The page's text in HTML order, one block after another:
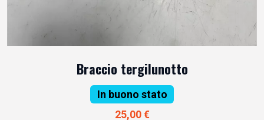
Braccio tergilunotto
In buono stato
25,00 €